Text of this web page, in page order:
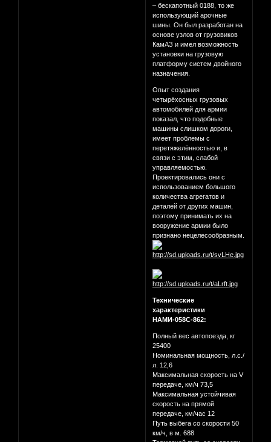
– бескапотный 0188, то же
использующий арочные
шины. Он был разработан на
основе узлов от грузовиков
КамАЗ и имел возможность
установки на грузовую
платформу систем двойного
назначения.
Опыт создания
четырёхосных грузовых
автомобилей для армии
показал, что подобные
машины слишком дороги,
имеет проблемы с
перетяжелённостью и, в
связи с этим, слабой
управляемостью.
Проектировались они с
использованием большого
количества агрегатов и
деталей от других машин,
поэтому принимать их на
вооружение армии было
признано нецелесообразным.
Технические
характеристики
НАМИ-058С-862:
Полный вес автопоезда, кг
25400
Номинальная мощность, л.с./
л. 12,6
Максимальная скорость на V
передаче, км/ч 73,5
Максимальная устойчивая
скорость на прямой
передаче, км/час 12
Путь выбега со скорости 50
км/ч, в м. 688